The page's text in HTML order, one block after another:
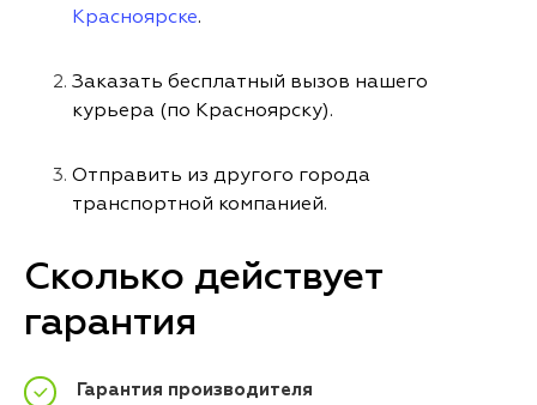
Красноярске.
Заказать бесплатный вызов нашего
курьера (по Красноярску).
Отправить из другого города
транспортной компанией.
Сколько действует
гарантия
Гарантия производителя